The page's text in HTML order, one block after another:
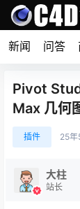
新闻 问答
Pivot
Max 几何
插件 25年
大柱
站长